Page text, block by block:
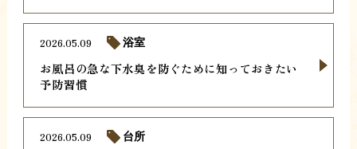
お風呂の急な下水臭を防ぐために知っておきたい
予防習慣
2026.05.09 浴室
2026.05.09 台所